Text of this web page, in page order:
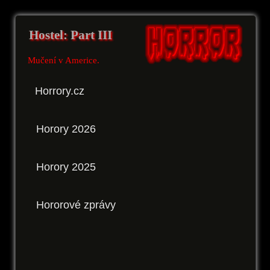
Hostel: Part III
Mučení v Americe.
Horrory.cz
Horory 2026
Horory 2025
Hororové zprávy